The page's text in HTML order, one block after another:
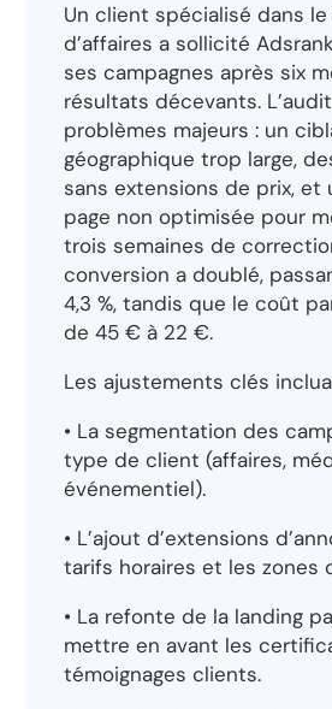
Un client spécialisé dans
d’affaires a sollicité
ses campagnes après six
résultats décevants.
problèmes majeurs : un
géographique trop large,
sans extensions de prix, et
page non optimisée pour
trois semaines de
conversion a doublé,
4,3 %, tandis que le coût
de 45 € à 22 €.
Les ajustements clés
• La segmentation des
type de client (affaires,
événementiel).
• L’ajout d’extensions
tarifs horaires et les zones
• La refonte de la landing
mettre en avant les
témoignages clients.